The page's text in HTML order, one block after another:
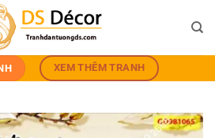
XEM THÊM TRANH